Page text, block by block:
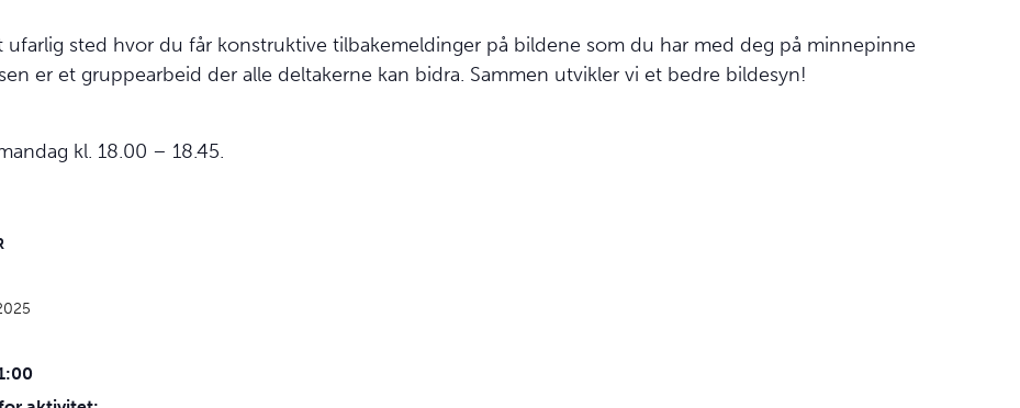
ufarlig sted hvor du får konstruktive tilbakemeldinger på bildene som du har med deg på minnepinne
er et gruppearbeid der alle deltakerne kan bidra. Sammen utvikler vi et bedre bildesyn!
kl. 18.00 – 18.45.